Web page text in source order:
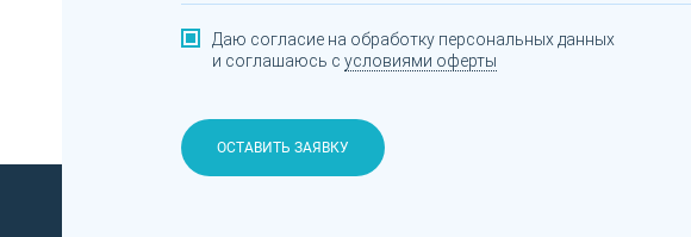
Даю согласие на обработку персональных данных
и соглашаюсь с условиями оферты
ОСТАВИТЬ ЗАЯВКУ